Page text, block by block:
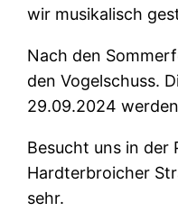
wir musikalisch
Nach den
den Vogelschuss.
29.09.2024
Besucht uns in der
Hardterbroicher
sehr.